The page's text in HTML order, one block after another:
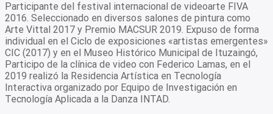
Participante del festival internacional de videoarte FIVA
2016. Seleccionado en diversos salones de pintura como
Arte Vittal 2017 y Premio MACSUR 2019. Expuso de forma
individual en el Ciclo de exposiciones «artistas emergentes»
CIC (2017) y en el Museo Histórico Municipal de Ituzaingó,
Participo de la clínica de video con Federico Lamas, en el
2019 realizó la Residencia Artística en Tecnología
Interactiva organizado por Equipo de Investigación en
Tecnología Aplicada a la Danza INTAD.